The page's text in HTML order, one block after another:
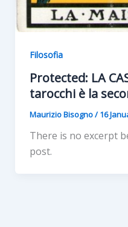
Filosofia
Protected: LA
tarocchi è la
Maurizio Bisogno/16
There is no excerpt
post.